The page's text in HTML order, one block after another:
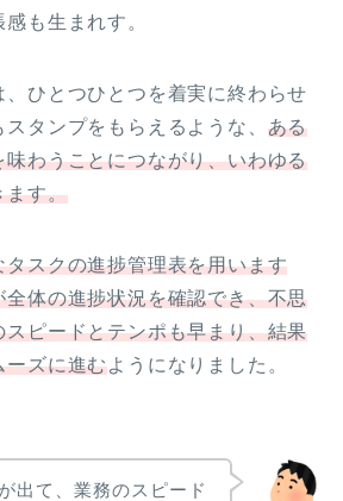
も生まれす。
、ひとつひとつを着実に終わらせ
タンプをもらえるような、 ある
わうことにつながり、いわゆる
ます。
スクの進捗管理表を用います
体の進捗状況を確認でき、不思
ピードとテンポも早まり、結果
ーズに進むようになりました。
出て、業務のスピード